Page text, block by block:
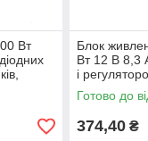
Вт
Блок
Вт 12 В 8,3
і
вихідної
Готово до
374,40 ₴